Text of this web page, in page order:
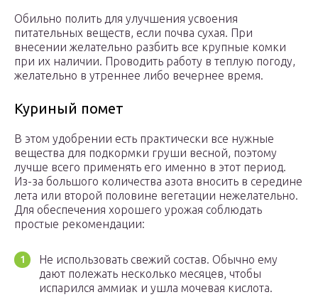
Обильно полить для улучшения усвоения
питательных веществ, если почва сухая. При
внесении желательно разбить все крупные комки
при их наличии. Проводить работу в теплую погоду,
желательно в утреннее либо вечернее время.
Куриный помет
В этом удобрении есть практически все нужные
вещества для подкормки груши весной, поэтому
лучше всего применять его именно в этот период.
Из-за большого количества азота вносить в середине
лета или второй половине вегетации нежелательно.
Для обеспечения хорошего урожая соблюдать
простые рекомендации:
Не использовать свежий состав. Обычно ему
дают полежать несколько месяцев, чтобы
испарился аммиак и ушла мочевая кислота.